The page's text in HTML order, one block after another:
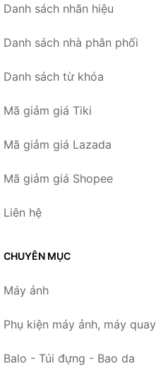
Danh sách nhãn hiệu
Danh sách nhà phân phối
Danh sách từ khóa
Mã giảm giá Tiki
Mã giảm giá Lazada
Mã giảm giá Shopee
Liên hệ
CHUYÊN MỤC
Máy ảnh
Phụ kiện máy ảnh, máy quay
Balo - Túi đựng - Bao da